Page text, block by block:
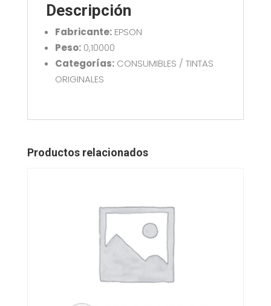
Descripción
Fabricante:EPSON
Peso:0,10000
Categorías:CONSUMIBLES / TINTAS
ORIGINALES
Productos relacionados